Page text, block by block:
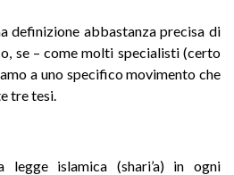
definizione abbastanza precisa di
se – come molti specialisti (certo
a uno specifico movimento che
tre tesi.
legge islamica (shari’a) in ogni